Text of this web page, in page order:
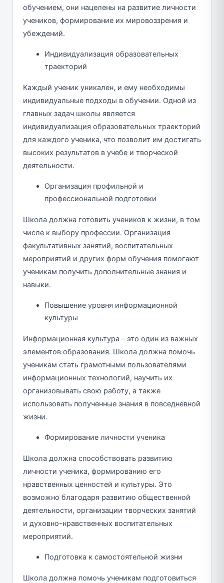
обучением, они нацелены на развитие личности
учеников, формирование их мировоззрения и
убеждений.
Индивидуализация образовательных
траекторий
Каждый ученик уникален, и ему необходимы
индивидуальные подходы в обучении. Одной из
главных задач школы является
индивидуализация образовательных траекторий
для каждого ученика, что позволит им достигать
высоких результатов в учебе и творческой
деятельности.
Организация профильной и
профессиональной подготовки
Школа должна готовить учеников к жизни, в том
числе к выбору профессии. Организация
факультативных занятий, воспитательных
мероприятий и других форм обучения помогают
ученикам получить дополнительные знания и
навыки.
Повышение уровня информационной
культуры
Информационная культура – это один из важных
элементов образования. Школа должна помочь
ученикам стать грамотными пользователями
информационных технологий, научить их
организовывать свою работу, а также
использовать полученные знания в повседневной
жизни.
Формирование личности ученика
Школа должна способствовать развитию
личности ученика, формированию его
нравственных ценностей и культуры. Это
возможно благодаря развитию общественной
деятельности, организации творческих занятий
и духовно-нравственных воспитательных
мероприятий.
Подготовка к самостоятельной жизни
Школа должна помочь ученикам подготовиться